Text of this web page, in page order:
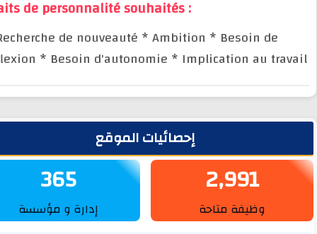
Traits de personnalité souhaités :
* Recherche de nouveauté* Ambition* Besoin de
réflexion* Besoin d'autonomie* Implication au
إحصائيات الموقع
2,991
وظيفة متاحة
365
إدارة و مؤسسة